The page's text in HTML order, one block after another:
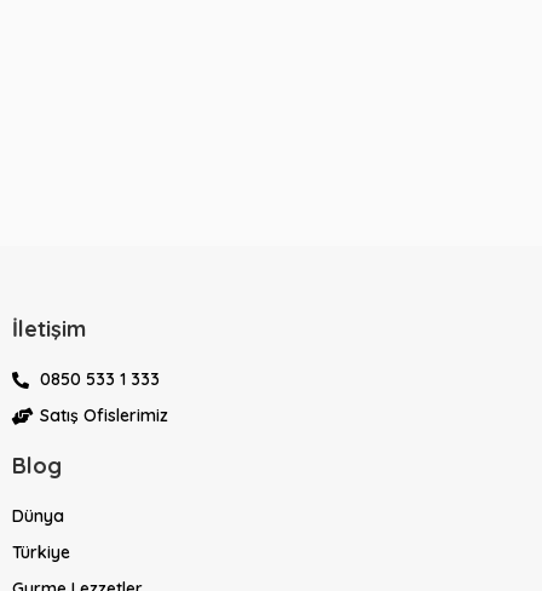
İletişim
0850 533 1 333
Satış Ofislerimiz
Blog
Dünya
Türkiye